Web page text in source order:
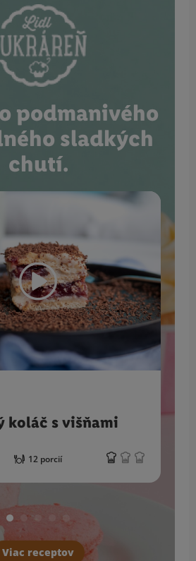
podmanivého
sladkých
chutí.
koláč s višňami
12 porcií
Viac receptov